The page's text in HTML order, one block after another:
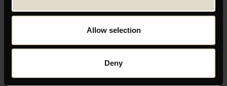
Allow selection
Deny
Sanne This
01:15